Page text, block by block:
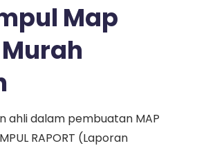
Map
ahli dalam pembuatan MAP
RAPORT (Laporan